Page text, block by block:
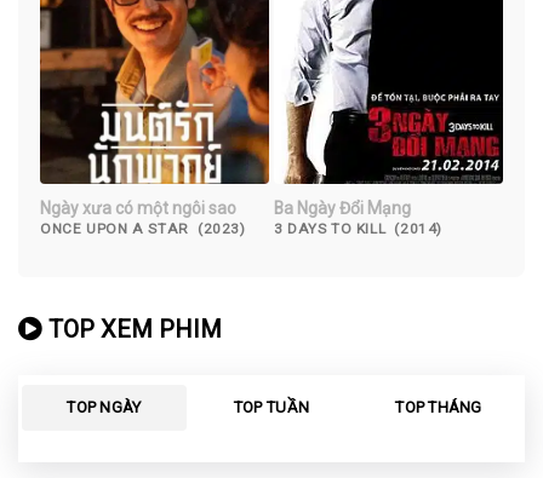
Ngày xưa có một ngôi sao
ONCE UPON A STAR (2023)
Ba Ngày Đổi Mạng
3 DAYS TO KILL (2014)
TOP XEM PHIM
TOP NGÀY TOP TUẦN TOP THÁNG